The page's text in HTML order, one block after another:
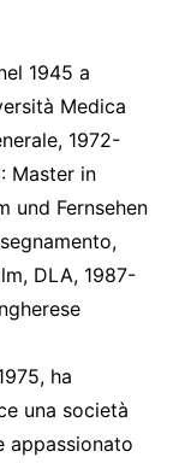
1945 a
Medica
1972-
Master in
und Fernsehen
DLA, 1987-
ha
una società
appassionato